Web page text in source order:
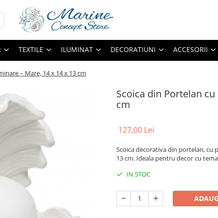
TEXTILE ILUMINAT DECORATIUNI ACCESORII
– Mare, 14 x 14 x 13 cm
Scoica din Portelan
cm
127,00 Lei
Scoica decorativa din portelan, cu
13 cm. Ideala pentru decor cu
IN STOC